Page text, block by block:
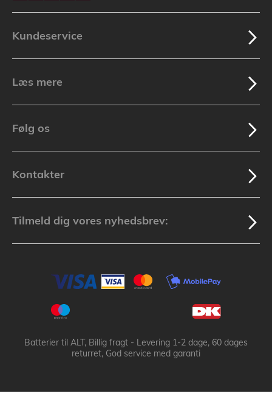
Kundeservice
Læs mere
Følg os
Kontakter
Tilmeld dig vores nyhedsbrev:
Batterier til ALT, Billig fragt - Levering 1-2 dage, 60 dages
returret, God service med garanti